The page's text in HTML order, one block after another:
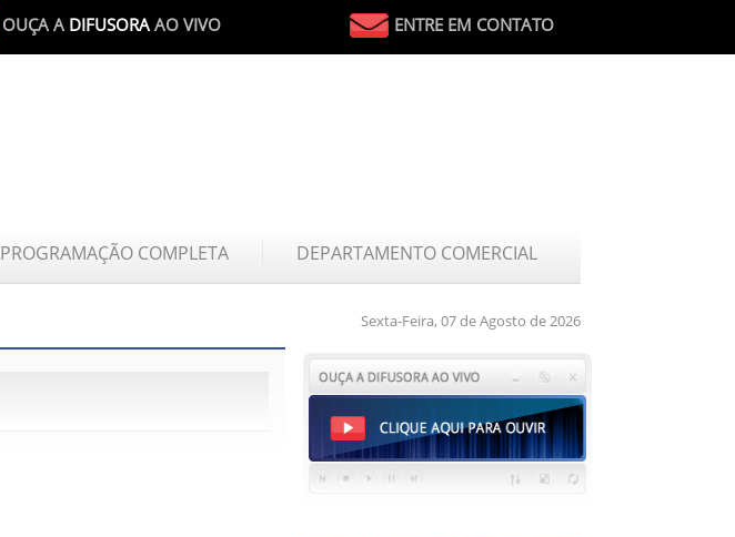
OUÇA A DIFUSORA AO VIVO ENTRE EM CONTATO
PROGRAMAÇÃO COMPLETA DEPARTAMENTO COMERCIAL
Sexta-Feira, 07 de Agosto de 2026